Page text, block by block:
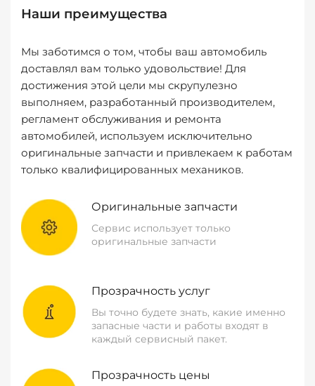
Наши преимущества
Мы заботимся о том, чтобы ваш автомобиль
доставлял вам только удовольствие! Для
достижения этой цели мы скрупулезно
выполняем, разработанный производителем,
регламент обслуживания и ремонта
автомобилей, используем исключительно
оригинальные запчасти и привлекаем к работам
только квалифицированных механиков.
Оригинальные запчасти
Сервис использует только
оригинальные запчасти
Прозрачность услуг
Вы точно будете знать, какие именно
запасные части и работы входят в
каждый сервисный пакет.
Прозрачность цены